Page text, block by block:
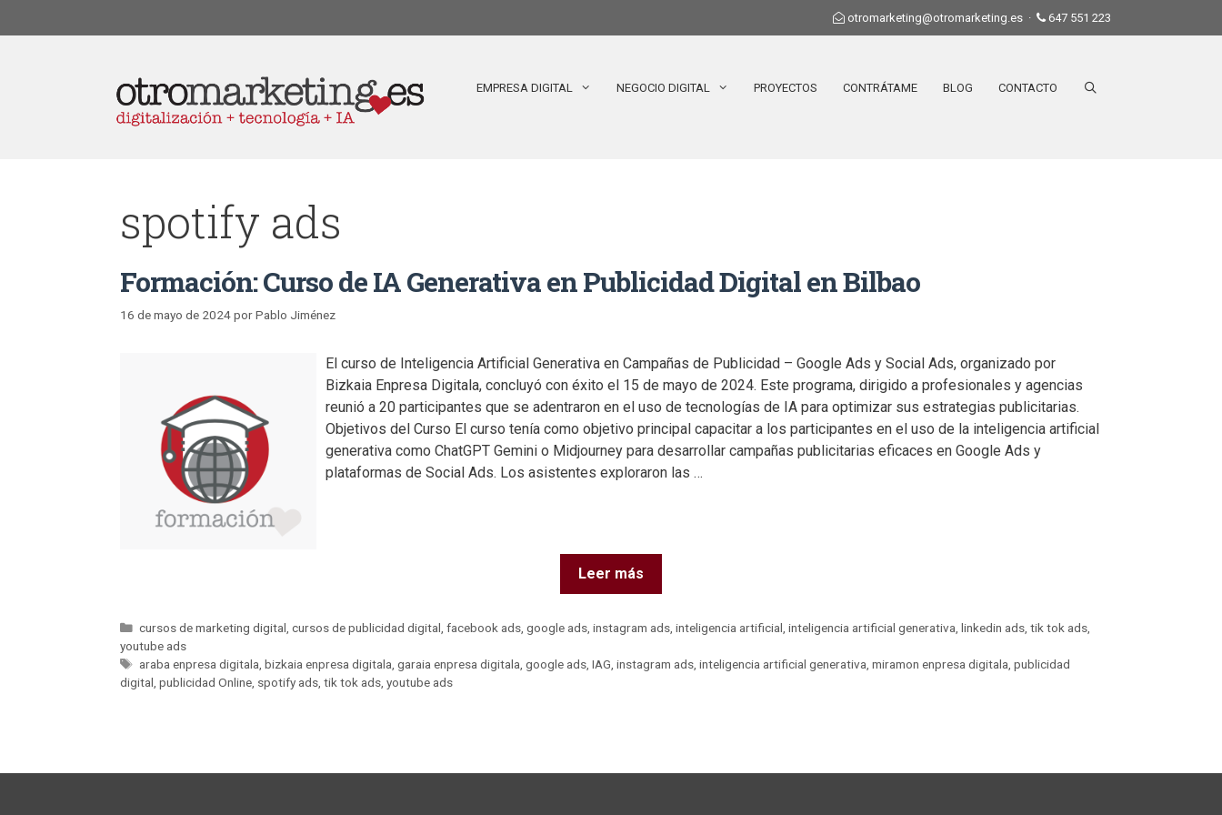
otromarketing@otromarketing.es · 647 551 223
EMPRESA DIGITAL NEGOCIO DIGITAL PROYECTOS CONTRÁTAME BLOG CONTACTO
spotify ads
Formación: Curso de IA Generativa en Publicidad Digital en Bilbao
16 de mayo de 2024porPablo Jiménez
El curso de Inteligencia Artificial Generativa en Campañas de Publicidad – Google Ads y Social Ads, organizado por
Bizkaia Enpresa Digitala, concluyó con éxito el 15 de mayo de 2024. Este programa, dirigido a profesionales y agencias
reunió a 20 participantes que se adentraron en el uso de tecnologías de IA para optimizar sus estrategias publicitarias.
Objetivos del Curso El curso tenía como objetivo principal capacitar a los participantes en el uso de la inteligencia artificial
generativa como ChatGPT Gemini o Midjourney para desarrollar campañas publicitarias eficaces en Google Ads y
plataformas de Social Ads. Los asistentes exploraron las …
Leer más
cursos de marketing digital ,cursos de publicidad digital ,facebook ads ,google ads ,instagram ads ,inteligencia artificial ,inteligencia artificial generativa ,linkedin ads ,tik tok ads
youtube ads
araba enpresa digitala ,bizkaia enpresa digitala ,garaia enpresa digitala ,google ads ,IAG ,instagram ads ,inteligencia artificial generativa ,miramon enpresa digitala ,publicidad
digital publicidad Online spotify ads tik tok ads youtube ads